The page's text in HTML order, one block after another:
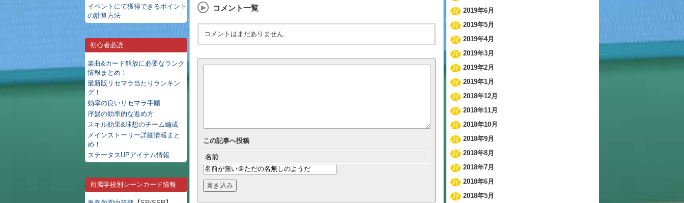
イベントにて獲得できるポイント
の計算方法
初心者必読
楽曲&カード解放に必要なランク
情報まとめ！
最新版リセマラ当たりランキン
グ！
効率の良いリセマラ手順
序盤の効率的な進め方
スキル効果&理想のチーム編成
メインストーリー詳細情報まと
め！
ステータスUPアイテム情報
所属学校別シーンカード情報
コメント一覧
コメントはまだありません
この記事へ投稿
名前
2019年6月
2019年5月
2019年4月
2019年3月
2019年2月
2019年1月
2018年12月
2018年11月
2018年10月
2018年9月
2018年8月
2018年7月
2018年6月
2018年5月